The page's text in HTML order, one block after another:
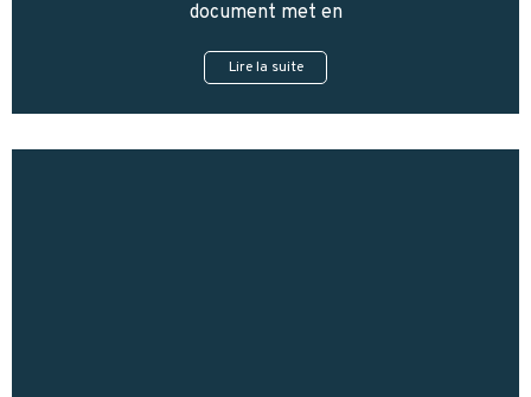
document met en
Lire la suite